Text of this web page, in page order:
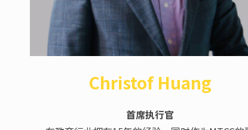
Christof Huang
首席执行官